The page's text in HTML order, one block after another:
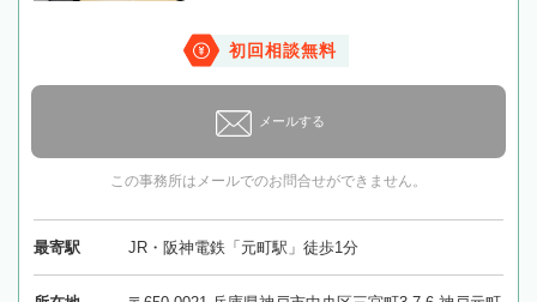
初回相談無料
メールする
この事務所はメールでのお問合せができません。
最寄駅 JR・阪神電鉄「元町駅」徒歩1分